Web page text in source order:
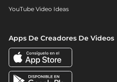
YouTube Video Ideas
Apps De Creadores De Videos